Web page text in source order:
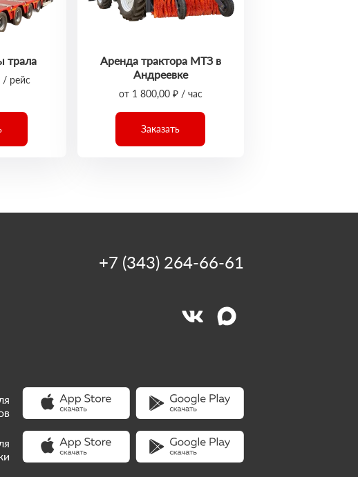
трала
/ рейс
Аренда трактора МТЗ в
Андреевке
от 1 800,00 ₽ / час
Заказать
+7 (343) 264-66-61